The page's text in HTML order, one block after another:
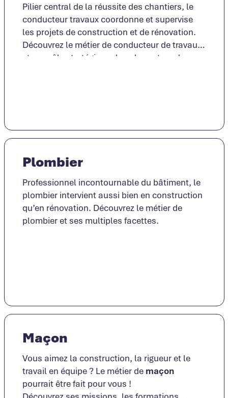
Pilier central de la réussite des chantiers, le
conducteur travaux coordonne et supervise
les projets de construction et de rénovation.
Découvrez le métier de conducteur de travaux
et son rôle stratégique dans le secteur du
Plombier
Professionnel incontournable du bâtiment, le
plombier intervient aussi bien en construction
qu’en rénovation. Découvrez le métier de
plombier et ses multiples facettes.
Maçon
Vous aimez la construction, la rigueur et le
travail en équipe ? Le métier de maçon
pourrait être fait pour vous !